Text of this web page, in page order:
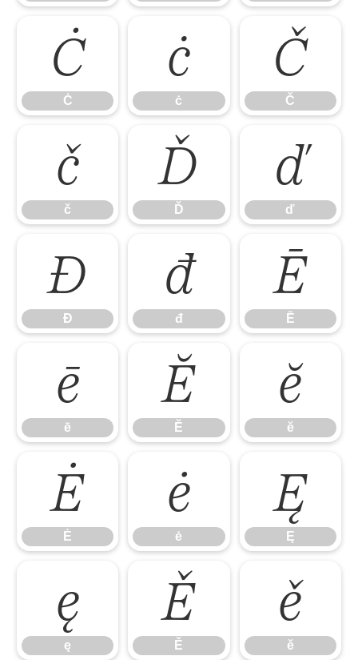
Ċ
Ċ
ċ
ċ
Č
Č
č
č
Ď
Ď
ď
ď
Đ
Đ
đ
đ
Ē
Ē
ē
ē
Ĕ
Ĕ
ĕ
ĕ
Ė
Ė
ė
ė
Ę
Ę
ę
ę
Ě
Ě
ě
ě